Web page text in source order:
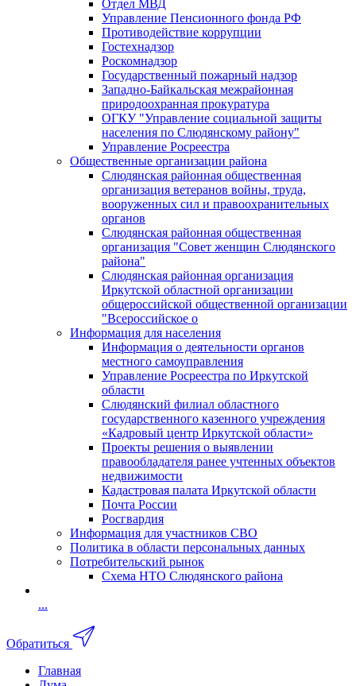
Отдел МВД
Управление Пенсионного фонда РФ
Противодействие коррупции
Гостехнадзор
Роскомнадзор
Государственный пожарный надзор
Западно-Байкальская межрайонная
природоохранная прокуратура
ОГКУ "Управление социальной защиты
населения по Слюдянскому району"
Управление Росреестра
Общественные организации района
Слюдянская районная общественная
организация ветеранов войны, труда,
вооруженных сил и правоохранительных
органов
Слюдянская районная общественная
организация "Совет женщин Слюдянского
района"
Слюдянская районная организация
Иркутской областной организации
общероссийской общественной организации
"Всероссийское о
Информация для населения
Информация о деятельности органов
местного самоуправления
Управление Росреестра по Иркутской
области
Слюдянский филиал областного
государственного казенного учреждения
«Кадровый центр Иркутской области»
Проекты решения о выявлении
правообладателя ранее учтенных объектов
недвижимости
Кадастровая палата Иркутской области
Почта России
Росгвардия
Информация для участников СВО
Политика в области персональных данных
Потребительский рынок
Схема НТО Слюдянского района
...
Обратиться
Главная